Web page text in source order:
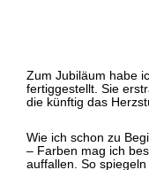
Zum Jubiläum habe
fertiggestellt. Sie
die künftig das
Wie ich schon zu
– Farben mag ich
auffallen. So